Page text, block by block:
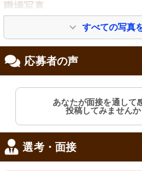
職場写真
外観
人々に安心感を与えます。
すべての写真
応募者の声
あなたが面接を通して
投稿してみません
選考・面接